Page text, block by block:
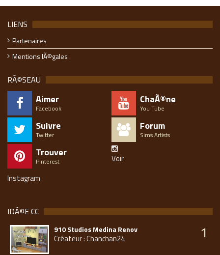
LIENS
Partenaires
Mentions lÃ©gales
RÃ©SEAU
Aimer
Facebook
ChaÃ®ne
You Tube
Suivre
Twitter
Forum
Sims Artists
Trouver
Pinterest
Voir
Instagram
IDÃ©E CC
910 Studios Medina Renov
Créateur : Chanchan24 1